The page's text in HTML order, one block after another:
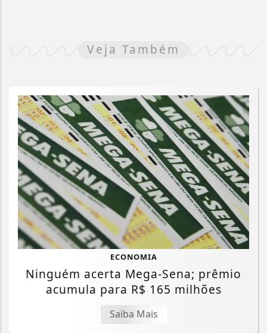
Veja Também
ECONOMIA
Ninguém acerta Mega-Sena; prêmio
acumula para R$ 165 milhões
Saiba Mais